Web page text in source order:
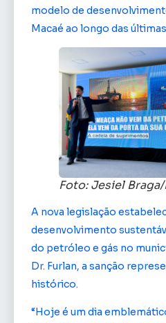
modelo de
Macaé ao longo das
Foto: Jesiel Braga/
A nova legislação
desenvolvimento
do petróleo e gás no
Dr. Furlan, a sanção
histórico.
“Hoje é um dia